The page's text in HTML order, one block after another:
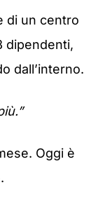
di un centro
dipendenti,
dall’interno.
Oggi è